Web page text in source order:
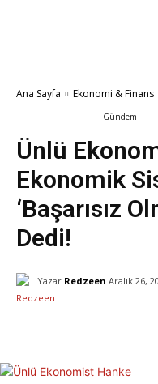
Ana Sayfa Ekonomi & Finans
Gündem
Ünlü
Ekonomik
‘Başarısız
Dedi!
Yazar Redzeen Aralık 26,